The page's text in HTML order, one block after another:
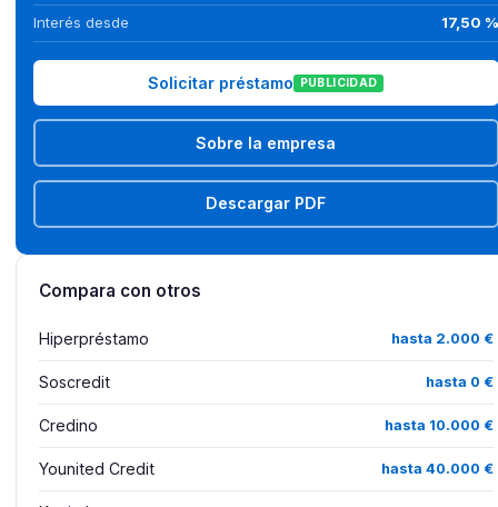
Interés desde 17,50 %
Solicitar préstamo PUBLICIDAD
Sobre la empresa
Descargar PDF
Compara con otros
Hiperpréstamo hasta 2.000 €
Soscredit hasta 0 €
Credino hasta 10.000 €
Younited Credit hasta 40.000 €